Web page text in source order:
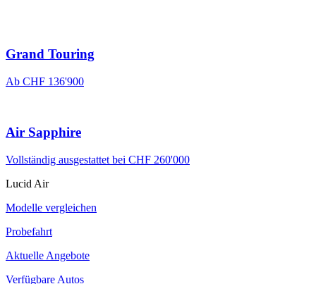
Grand Touring
Ab CHF 136'900
Air Sapphire
Vollständig ausgestattet bei CHF 260'000
Lucid Air
Modelle vergleichen
Probefahrt
Aktuelle Angebote
Verfügbare Autos